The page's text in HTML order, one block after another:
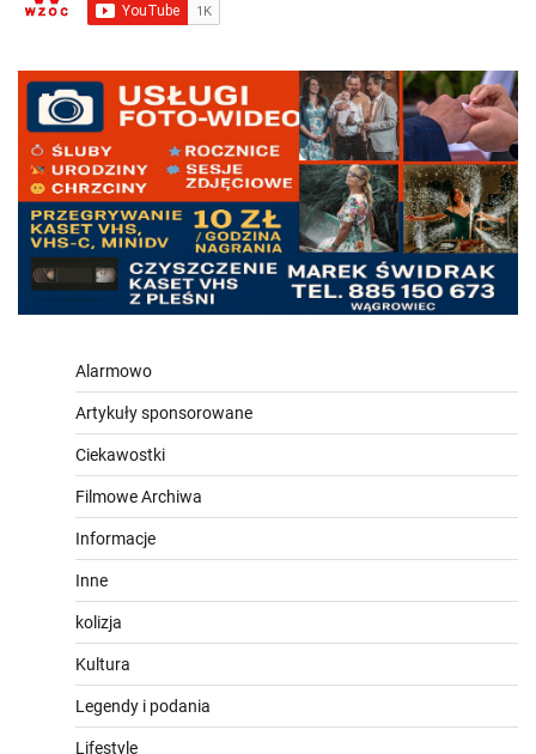
Alarmowo
Artykuły sponsorowane
Ciekawostki
Filmowe Archiwa
Informacje
Inne
kolizja
Kultura
Legendy i podania
Lifestyle